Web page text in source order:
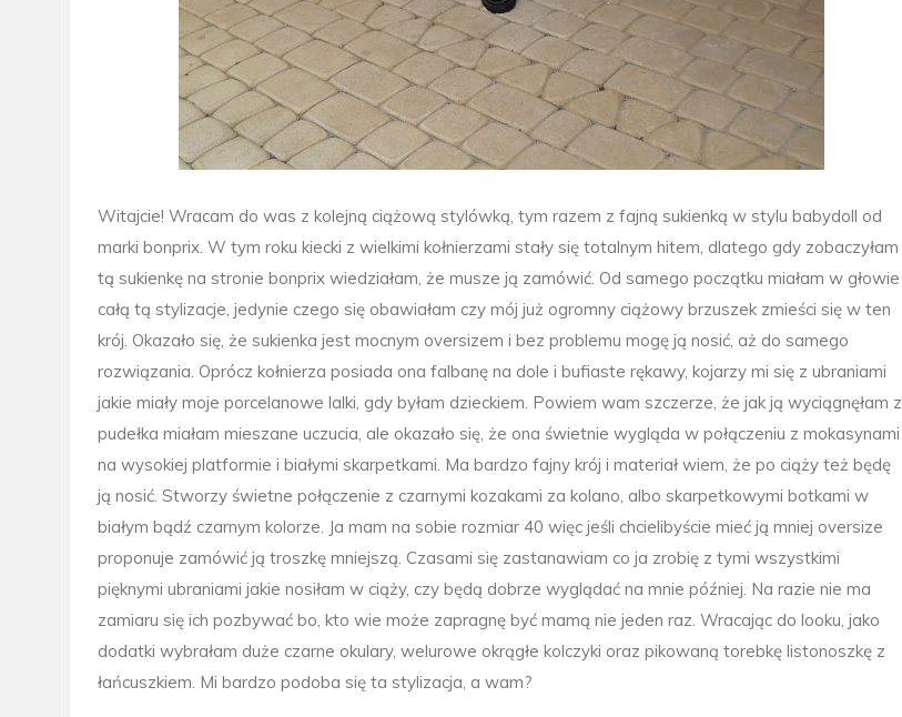
Witajcie! Wracam do was z kolejną ciążową stylówką, tym razem z fajną sukienką w stylu babydoll od
marki bonprix. W tym roku kiecki z wielkimi kołnierzami stały się totalnym hitem, dlatego gdy zobaczyłam
tą sukienkę na stronie bonprix wiedziałam, że musze ją zamówić. Od samego początku miałam w głowie
całą tą stylizacje, jedynie czego się obawiałam czy mój już ogromny ciążowy brzuszek zmieści się w ten
krój. Okazało się, że sukienka jest mocnym oversizem i bez problemu mogę ją nosić, aż do samego
rozwiązania. Oprócz kołnierza posiada ona falbanę na dole i bufiaste rękawy, kojarzy mi się z ubraniami
jakie miały moje porcelanowe lalki, gdy byłam dzieckiem. Powiem wam szczerze, że jak ją wyciągnęłam z
pudełka miałam mieszane uczucia, ale okazało się, że ona świetnie wygląda w połączeniu z mokasynami
na wysokiej platformie i białymi skarpetkami. Ma bardzo fajny krój i materiał wiem, że po ciąży też będę
ją nosić. Stworzy świetne połączenie z czarnymi kozakami za kolano, albo skarpetkowymi botkami w
białym bądź czarnym kolorze. Ja mam na sobie rozmiar 40 więc jeśli chcielibyście mieć ją mniej oversize
proponuje zamówić ją troszkę mniejszą. Czasami się zastanawiam co ja zrobię z tymi wszystkimi
pięknymi ubraniami jakie nosiłam w ciąży, czy będą dobrze wyglądać na mnie później. Na razie nie ma
zamiaru się ich pozbywać bo, kto wie może zapragnę być mamą nie jeden raz. Wracając do looku, jako
dodatki wybrałam duże czarne okulary, welurowe okrągłe kolczyki oraz pikowaną torebkę listonoszkę z
łańcuszkiem. Mi bardzo podoba się ta stylizacja, a wam?